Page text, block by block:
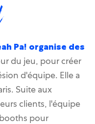
Pa! organise des
du jeu, pour créer
d'équipe. Elle a
Suite aux
clients, l'équipe
pour